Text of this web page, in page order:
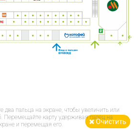
Очистить
два пальца на экране, чтобы увеличить или
Перемещайте карту удерживая палец на
и перемещая его.